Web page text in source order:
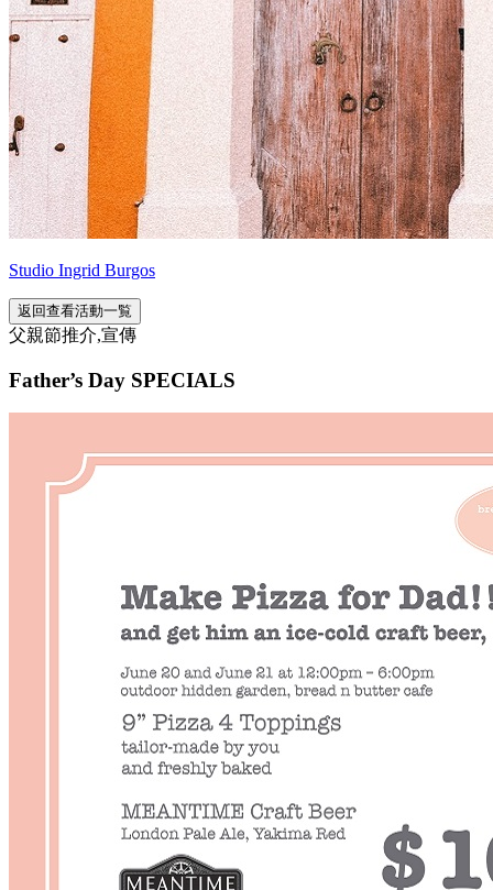
Studio Ingrid Burgos
返回查看活動一覧
父親節推介,宣傳
Father’s Day SPECIALS